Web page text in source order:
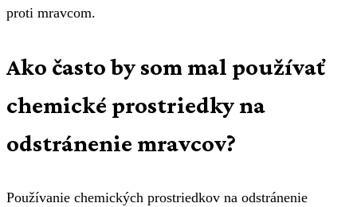
proti mravcom.
Ako často by som mal používať
chemické prostriedky na
odstránenie mravcov?
Používanie chemických prostriedkov na odstránenie